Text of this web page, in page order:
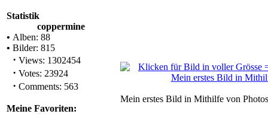
Statistik
coppermine
• Alben: 88
• Bilder: 815
· Views: 1302454
· Votes: 23924
· Comments: 563
Meine Favoriten:
Mein erstes Bild in Mithilfe von